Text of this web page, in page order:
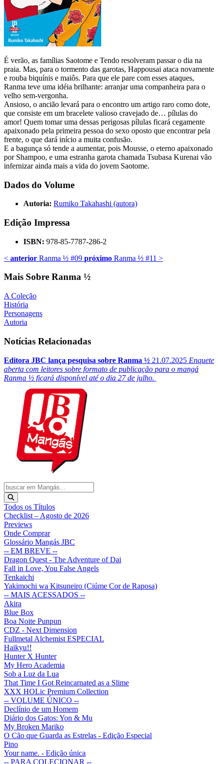
É verão, as famílias Saotome e Tendo resolveram passar o dia na
praia. Mas, para o tormento das garotas, Happousai ataca novamente
e rouba biquínis e maiôs. Para que ele pare com esses ataques,
Ranma teve uma idéia brilhante: arranjar uma companheira para o
velho sem-vergonha.
Ansioso, o ancião levará para o encontro um artigo raro como dote,
que consiste em um bracelete valioso cravejado de… pílulas do
amor! Quem tomar uma dessas perigosas pílulas ficará cegamente
apaixonado pela primeira pessoa do sexo oposto que encontrar pela
frente, o que dará início a muita confusão.
E a bagunça só tende a aumentar, pois Mousse, o eterno apaixonado
por Shampoo, e uma estranha garota chamada Tsubasa Kurenai vão
infernizar ainda mais a vida do jovem Saotome.
Dados do Volume
Autoria: Rumiko Takahashi (autora)
Edição Impressa
ISBN: 978-85-7787-286-2
< anterior Ranma ½ #09 próximo Ranma ½ #11 >
Mais Sobre Ranma ½
A Coleção
História
Personagens
Autoria
Notícias Relacionadas
Editora JBC lança pesquisa sobre Ranma ½ 21.07.2025 Enquete
aberta com leitores sobre formato de publicação para o mangá
Ranma ½ ficará disponível até o dia 27 de julho.
Todos os Títulos
Checklist – Agosto de 2026
Previews
Onde Comprar
Glossário Mangás JBC
-- EM BREVE --
Dragon Quest - The Adventure of Dai
Fall in Love, You False Angels
Tenkaichi
Yakimochi wa Kitsuneiro (Ciúme Cor de Raposa)
-- MAIS ACESSADOS --
Akira
Blue Box
Boa Noite Punpun
CDZ - Next Dimension
Fullmetal Alchemist ESPECIAL
Haikyu!!
Hunter X Hunter
My Hero Academia
Sob a Luz da Lua
That Time I Got Reincarnated as a Slime
XXX HOLic Premium Collection
-- VOLUME ÚNICO --
Declínio de um Homem
Diário dos Gatos: Yon & Mu
My Broken Mariko
O Cão que Guarda as Estrelas - Edição Especial
Pino
Your name. - Edição única
-- PARA COLECIONAR --